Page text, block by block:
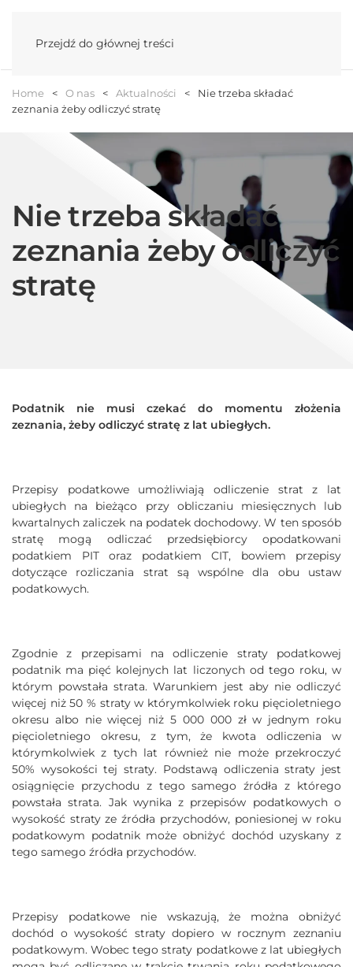
Przejdź do głównej treści
Home O nas Aktualności
Nie trzeba składać
zeznania żeby odliczyć stratę
Nie trzeba składać
zeznania żeby odliczyć
stratę
Podatnik nie musi czekać do momentu złożenia
zeznania, żeby odliczyć stratę z lat ubiegłych.
Przepisy podatkowe umożliwiają odliczenie strat z lat
ubiegłych na bieżąco przy obliczaniu miesięcznych lub
kwartalnych zaliczek na podatek dochodowy. W ten sposób
stratę mogą odliczać przedsiębiorcy opodatkowani
podatkiem PIT oraz podatkiem CIT, bowiem przepisy
dotyczące rozliczania strat są wspólne dla obu ustaw
podatkowych.
Zgodnie z przepisami na odliczenie straty podatkowej
podatnik ma pięć kolejnych lat liczonych od tego roku, w
którym powstała strata. Warunkiem jest aby nie odliczyć
więcej niż 50 % straty w którymkolwiek roku pięcioletniego
okresu albo nie więcej niż 5 000 000 zł w jednym roku
pięcioletniego okresu, z tym, że kwota odliczenia w
którymkolwiek z tych lat również nie może przekroczyć
50% wysokości tej straty. Podstawą odliczenia straty jest
osiągnięcie przychodu z tego samego źródła z którego
powstała strata. Jak wynika z przepisów podatkowych o
wysokość straty ze źródła przychodów, poniesionej w roku
podatkowym podatnik może obniżyć dochód uzyskany z
tego samego źródła przychodów.
Przepisy podatkowe nie wskazują, że można obniżyć
dochód o wysokość straty dopiero w rocznym zeznaniu
podatkowym. Wobec tego straty podatkowe z lat ubiegłych